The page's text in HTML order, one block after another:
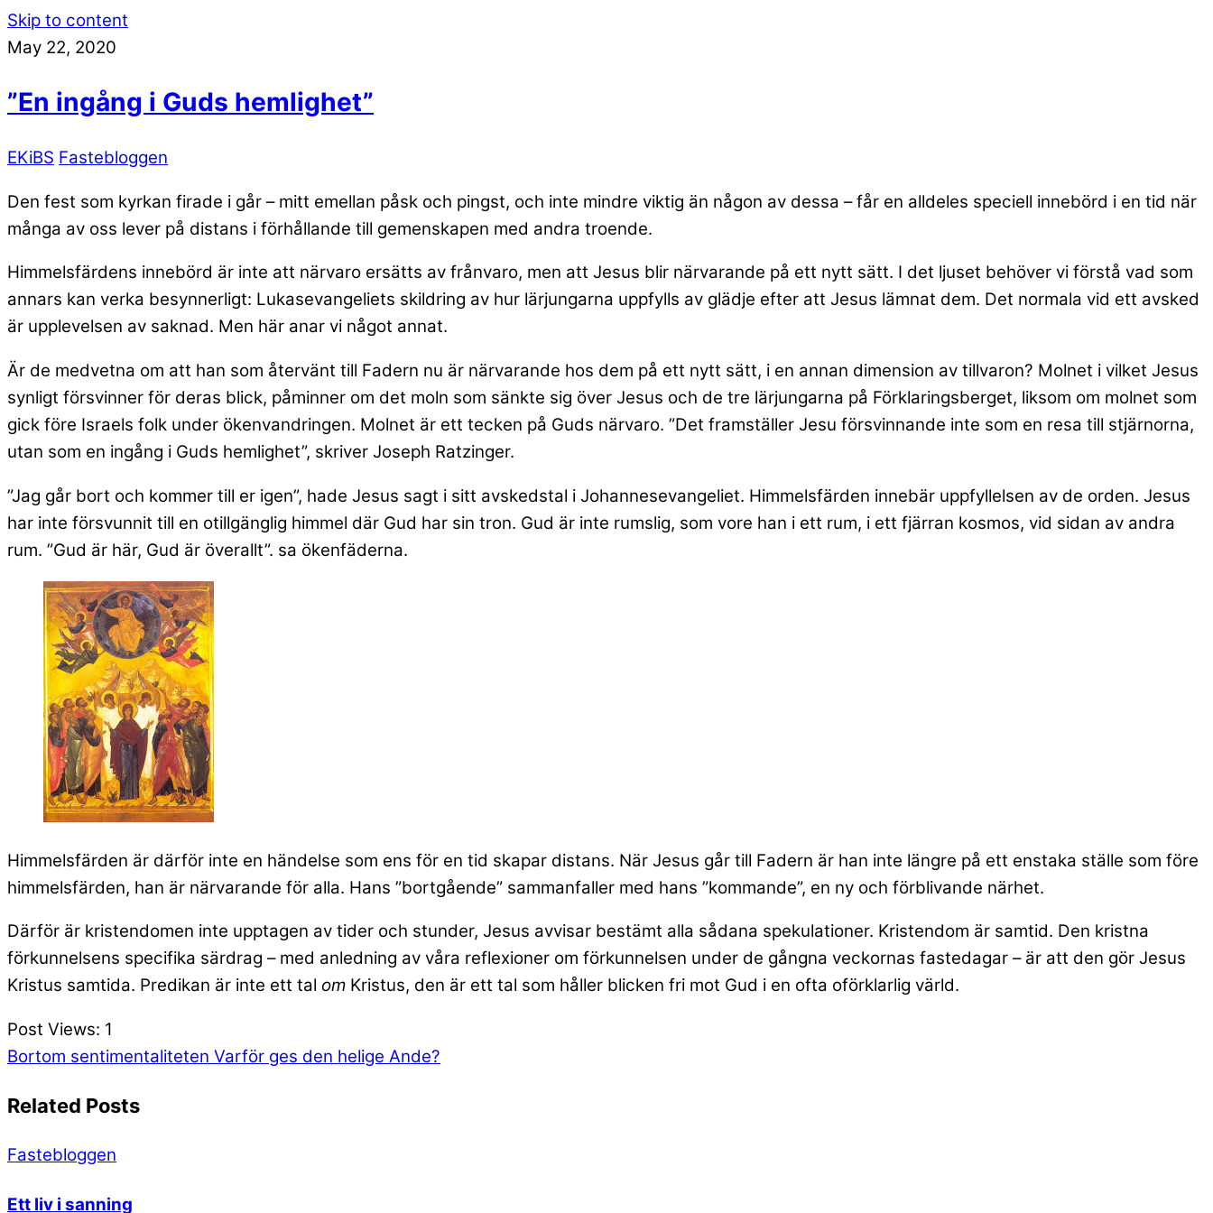
Skip to content
May 22, 2020
”En ingång i Guds hemlighet”
EKiBS Fastebloggen
Den fest som kyrkan firade i går – mitt emellan påsk och pingst, och inte mindre viktig än någon av dessa – får en alldeles speciell innebörd i en tid när
många av oss lever på distans i förhållande till gemenskapen med andra troende.
Himmelsfärdens innebörd är inte att närvaro ersätts av frånvaro, men att Jesus blir närvarande på ett nytt sätt. I det ljuset behöver vi förstå vad som
annars kan verka besynnerligt: Lukasevangeliets skildring av hur lärjungarna uppfylls av glädje efter att Jesus lämnat dem. Det normala vid ett avsked
är upplevelsen av saknad. Men här anar vi något annat.
Är de medvetna om att han som återvänt till Fadern nu är närvarande hos dem på ett nytt sätt, i en annan dimension av tillvaron? Molnet i vilket Jesus
synligt försvinner för deras blick, påminner om det moln som sänkte sig över Jesus och de tre lärjungarna på Förklaringsberget, liksom om molnet som
gick före Israels folk under ökenvandringen. Molnet är ett tecken på Guds närvaro. ”Det framställer Jesu försvinnande inte som en resa till stjärnorna,
utan som en ingång i Guds hemlighet”, skriver Joseph Ratzinger.
”Jag går bort och kommer till er igen”, hade Jesus sagt i sitt avskedstal i Johannesevangeliet. Himmelsfärden innebär uppfyllelsen av de orden. Jesus
har inte försvunnit till en otillgänglig himmel där Gud har sin tron. Gud är inte rumslig, som vore han i ett rum, i ett fjärran kosmos, vid sidan av andra
rum. ”Gud är här, Gud är överallt”. sa ökenfäderna.
Himmelsfärden är därför inte en händelse som ens för en tid skapar distans. När Jesus går till Fadern är han inte längre på ett enstaka ställe som före
himmelsfärden, han är närvarande för alla. Hans ”bortgående” sammanfaller med hans ”kommande”, en ny och förblivande närhet.
Därför är kristendomen inte upptagen av tider och stunder, Jesus avvisar bestämt alla sådana spekulationer. Kristendom är samtid. Den kristna
förkunnelsens specifika särdrag – med anledning av våra reflexioner om förkunnelsen under de gångna veckornas fastedagar – är att den gör Jesus
Kristus samtida. Predikan är inte ett tal om Kristus, den är ett tal som håller blicken fri mot Gud i en ofta oförklarlig värld.
Post Views: 1
Bortom sentimentaliteten Varför ges den helige Ande?
Related Posts
Fastebloggen
Ett liv i sanning